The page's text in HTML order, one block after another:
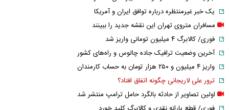
یک خبر غیرمنتظره درباره توافق ایران و آمریکا
مسافران متروی تهران این نقشه جدید را ببینند
فوری/ کالابرگ ۴ میلیون تومانی واریز شد
آخرین وضعیت ترافیک جاده چالوس و راه‌های کشور
واریز ۴ میلیون و ۲۵۰ هزار تومان به حساب کارمندان
ترور علی لاریجانی چگونه اتفاق افتاد؟
اولین تصاویر از حادثه بالگرد حامل ترامپ منتشر شد